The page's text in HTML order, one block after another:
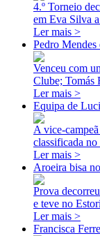
4.º Torneio
em Eva Silva
Ler mais >
Pedro
Venceu com
Clube; Tomás
Ler mais >
Equipa de
A vice-
classificada
Ler mais >
Aroeira bisa
Prova
e teve no
Ler mais >
Francisca